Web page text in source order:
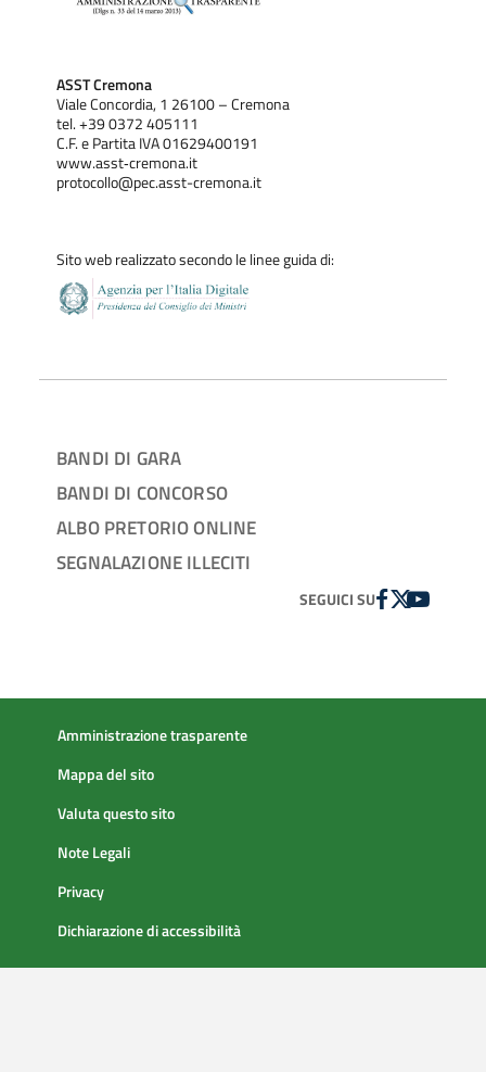
ASST Cremona
Viale Concordia, 1 26100 – Cremona
tel. +39 0372 405111
C.F. e Partita IVA 01629400191
www.asst‐cremona.it
protocollo@pec.asst-cremona.it
Sito web realizzato secondo le linee guida di:
BANDI DI GARA
BANDI DI CONCORSO
ALBO PRETORIO ONLINE
SEGNALAZIONE ILLECITI
SEGUICI SUFACEBOOK
TWITTER
YOUTUBE
Amministrazione trasparente
Mappa del sito
Valuta questo sito
Note Legali
Privacy
Dichiarazione di accessibilità